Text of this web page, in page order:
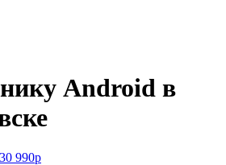
Android в
990р